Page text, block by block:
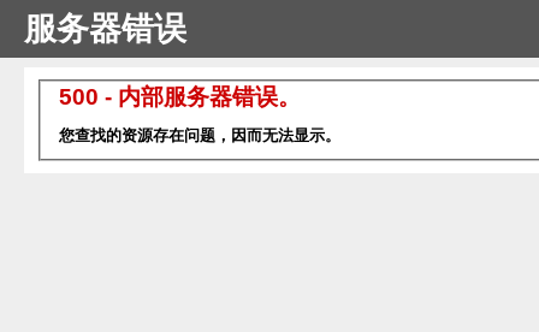
服务器错误
500 - 内部服务器错误。
您查找的资源存在问题，因而无法显示。